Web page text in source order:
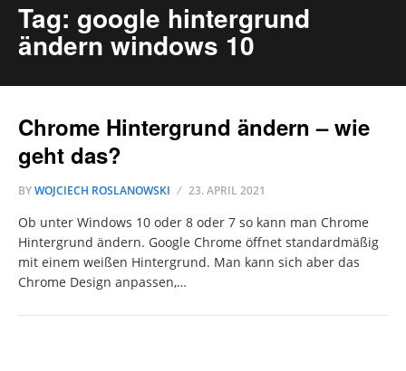
Tag: google hintergrund
ändern windows 10
Chrome Hintergrund ändern – wie
geht das?
BYWOJCIECH ROSLANOWSKI 23. APRIL 2021
Ob unter Windows 10 oder 8 oder 7 so kann man Chrome
Hintergrund ändern. Google Chrome öffnet standardmäßig
mit einem weißen Hintergrund. Man kann sich aber das
Chrome Design anpassen,…